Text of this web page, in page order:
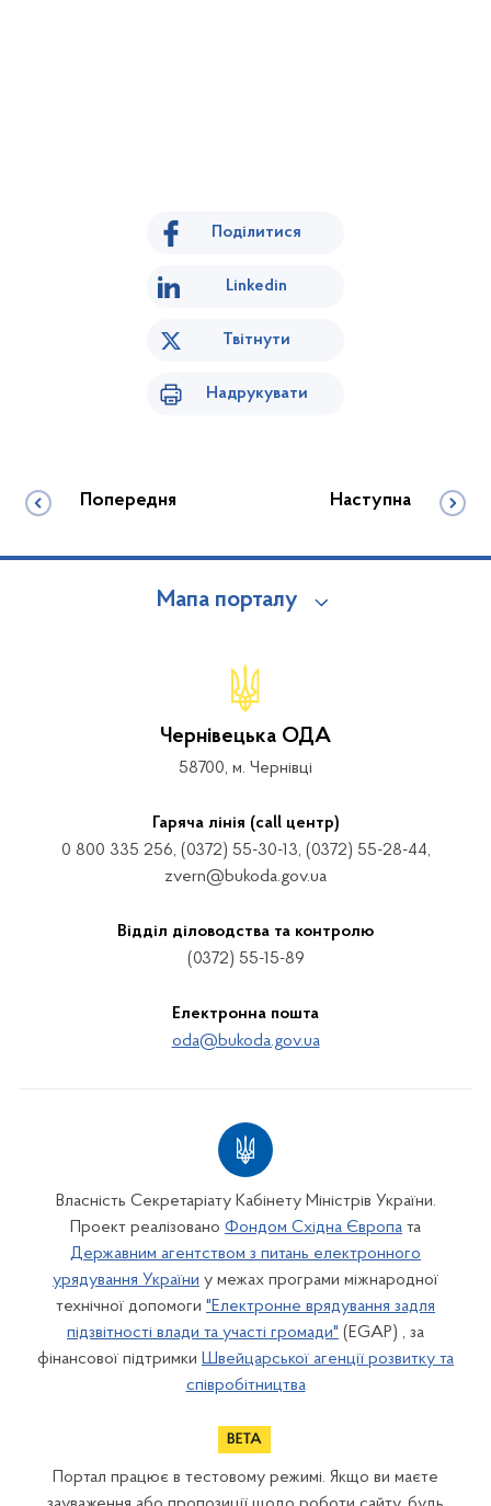
Поділитися
Linkedin
Твітнути
Надрукувати
Попередня Наступна
Мапа порталу
Чернівецька ОДА
58700, м. Чернівці
Гаряча лінія (call центр)
0 800 335 256, (0372) 55-30-13, (0372) 55-28-44,
zvern@bukoda.gov.ua
Відділ діловодства та контролю
(0372) 55-15-89
Електронна пошта
oda@bukoda.gov.ua
Власність Секретаріату Кабінету Міністрів України.
Проект реалізовано Фондом Східна Європа та
Державним агентством з питань електронного
урядування України у межах програми міжнародної
технічної допомоги "Електронне врядування задля
підзвітності влади та участі громади" (EGAP) , за
фінансової підтримки Швейцарської агенції розвитку та
співробітництва
Портал працює в тестовому режимі. Якщо ви маєте